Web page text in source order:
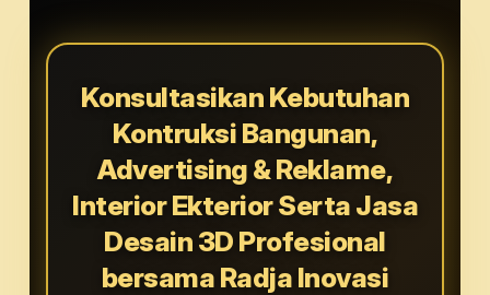
Konsultasikan Kebutuhan
Kontruksi Bangunan,
Advertising & Reklame,
Interior Ekterior Serta Jasa
Desain 3D Profesional
bersama Radja Inovasi